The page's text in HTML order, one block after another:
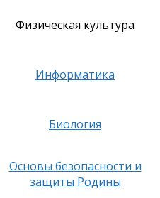
Физическая культура
Информатика
Биология
Основы безопасности и
защиты Родины